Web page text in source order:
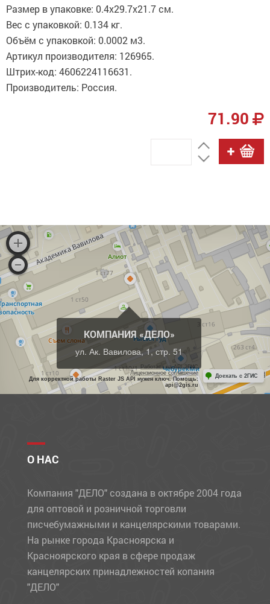
Размер в упаковке: 0.4x29.7x21.7 см.
Вес с упаковкой: 0.134 кг.
Объём с упаковкой: 0.0002 м3.
Артикул производителя: 126965.
Штрих-код: 4606224116631.
Производитель: Россия.
71.90
КОМПАНИЯ «ДЕЛО»
ул. Ак. Вавилова, 1, стр. 51
Работает на API 2ГИС
Лицензионное соглашение
Для корректной работы Raster JS API нужен ключ. Помощь:
api@2gis.ru
Доехать с 2ГИС
О НАС
Компания "ДЕЛО" создана в октябре 2004 года
для оптовой и розничной торговли
писчебумажными и канцелярскими товарами.
На рынке города Красноярска и
Красноярского края в сфере продаж
канцелярских принадлежностей копания
"ДЕЛО"